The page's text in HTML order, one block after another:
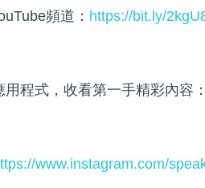
頻道： https://bit.ly/
程式，收看第一手精彩內容：
www.instagram.com/